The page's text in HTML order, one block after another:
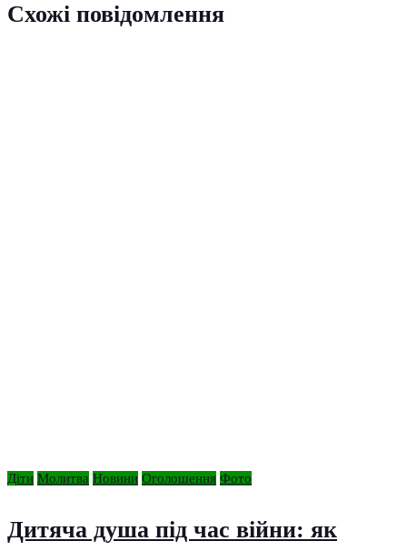
Схожі повідомлення
Діти Молитва Новини Оголошення Фото
Дитяча душа під час війни: як